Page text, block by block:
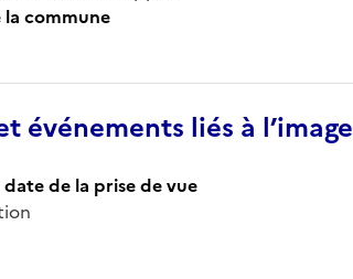
la commune
événements liés à l’image
date de la prise de vue